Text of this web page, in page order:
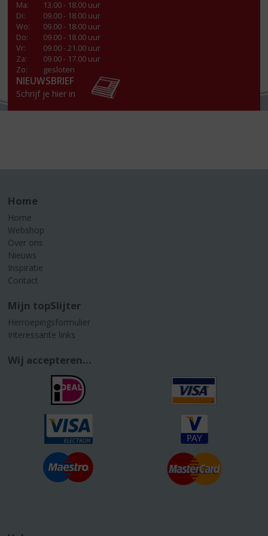
Ma:
13.00 - 18.00 uur
Di:
09.00 - 18.00 uur
Wo:
09.00 - 18.00 uur
Do:
09.00 - 18.00 uur
Vr:
09.00 - 21.00 uur
Za:
09.00 - 17.00 uur
Zo:
gesloten
NIEUWSBRIEF
Schrijf je hier in
Home
Home
Webshop
Over ons
Nieuws
Inspiratie
Contact
Mijn topSlijter
Herroepingsformulier
Interessante links
Wij accepteren...